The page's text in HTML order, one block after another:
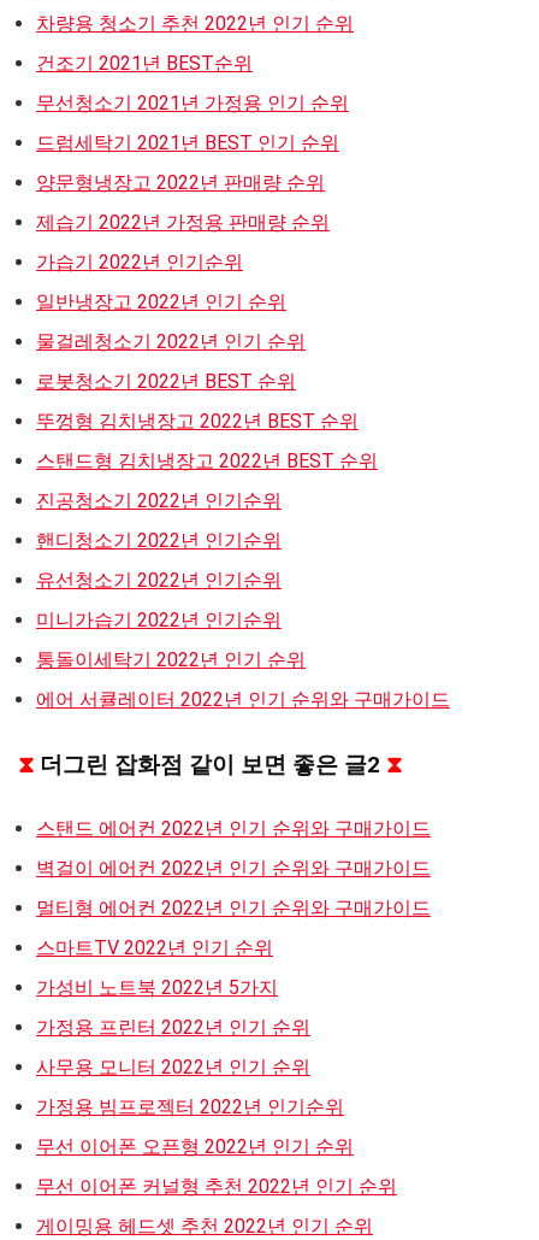
차량용 청소기 추천 2022년 인기 순위
건조기 2021년 BEST순위
무선청소기 2021년 가정용 인기 순위
드럼세탁기 2021년 BEST 인기 순위
양문형냉장고 2022년 판매량 순위
제습기 2022년 가정용 판매량 순위
가습기 2022년 인기순위
일반냉장고 2022년 인기 순위
물걸레청소기 2022년 인기 순위
로봇청소기 2022년 BEST 순위
뚜껑형 김치냉장고 2022년 BEST 순위
스탠드형 김치냉장고 2022년 BEST 순위
진공청소기 2022년 인기순위
핸디청소기 2022년 인기순위
유선청소기 2022년 인기순위
미니가습기 2022년 인기순위
통돌이세탁기 2022년 인기 순위
에어 서큘레이터 2022년 인기 순위와 구매가이드
⧗ 더그린 잡화점 같이 보면 좋은 글2 ⧗
스탠드 에어컨 2022년 인기 순위와 구매가이드
벽걸이 에어컨 2022년 인기 순위와 구매가이드
멀티형 에어컨 2022년 인기 순위와 구매가이드
스마트TV 2022년 인기 순위
가성비 노트북 2022년 5가지
가정용 프린터 2022년 인기 순위
사무용 모니터 2022년 인기 순위
가정용 빔프로젝터 2022년 인기순위
무선 이어폰 오픈형 2022년 인기 순위
무선 이어폰 커널형 추천 2022년 인기 순위
게이밍용 헤드셋 추천 2022년 인기 순위